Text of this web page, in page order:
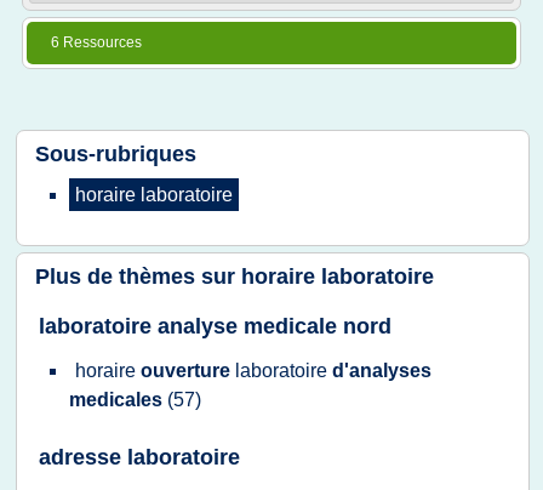
6 Ressources
Sous-rubriques
horaire laboratoire
Plus de thèmes sur horaire laboratoire
laboratoire analyse medicale nord
horaire ouverture laboratoire d'analyses
medicales (57)
adresse laboratoire